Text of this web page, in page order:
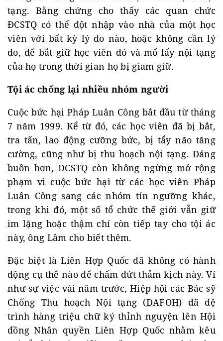
tạng. Bằng chứng cho thấy các quan chức
ĐCSTQ có thể đột nhập vào nhà của một học
viên với bất kỳ lý do nào, hoặc không cần lý
do, để bắt giữ học viên đó và mổ lấy nội tạng
của họ trong thời gian họ bị giam giữ.
Tội ác chống lại nhiều nhóm người
Cuộc bức hại Pháp Luân Công bắt đầu từ tháng
7 năm 1999. Kể từ đó, các học viên đã bị bắt,
tra tấn, lao động cưỡng bức, bị tẩy não tăng
cường, cũng như bị thu hoạch nội tạng. Đáng
buồn hơn, ĐCSTQ còn không ngừng mở rộng
phạm vi cuộc bức hại từ các học viên Pháp
Luân Công sang các nhóm tín ngưỡng khác,
trong khi đó, một số tổ chức thế giới vẫn giữ
im lặng hoặc thậm chí còn tiếp tay cho tội ác
này, ông Lâm cho biết thêm.
Đặc biệt là Liên Hợp Quốc đã không có hành
động cụ thể nào để chấm dứt thảm kịch này. Ví
như sự việc vài năm trước, Hiệp hội các Bác sỹ
Chống Thu hoạch Nội tạng (DAFOH) đã đệ
trình hàng triệu chữ ký thỉnh nguyện lên Hội
đồng Nhân quyền Liên Hợp Quốc nhằm kêu